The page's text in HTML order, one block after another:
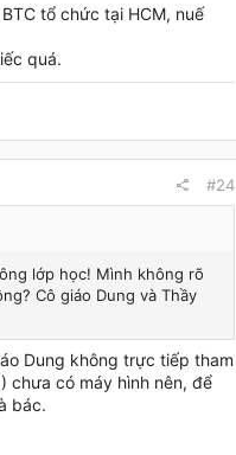
tổ chức tại HCM, nuế
quá.
#24
lớp học! Mình không rõ
Cô giáo Dung và Thầy
Dung không trực tiếp tham
chưa có máy hình nên, để
bác.